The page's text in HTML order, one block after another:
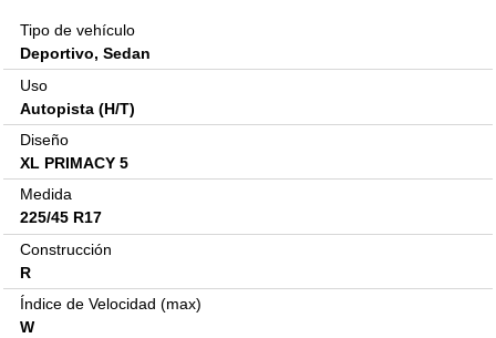
Tipo de vehículo
Deportivo, Sedan
Uso
Autopista (H/T)
Diseño
XL PRIMACY 5
Medida
225/45 R17
Construcción
R
Índice de Velocidad (max)
W